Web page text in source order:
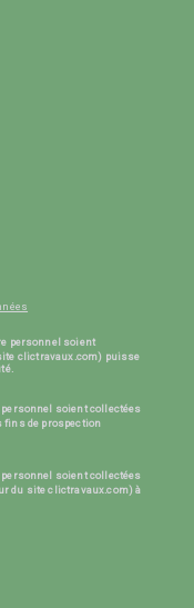
personnel soient
clictravaux.com) puisse
personnel soient collectées
fins de prospection
personnel soient collectées
du site clictravaux.com) à